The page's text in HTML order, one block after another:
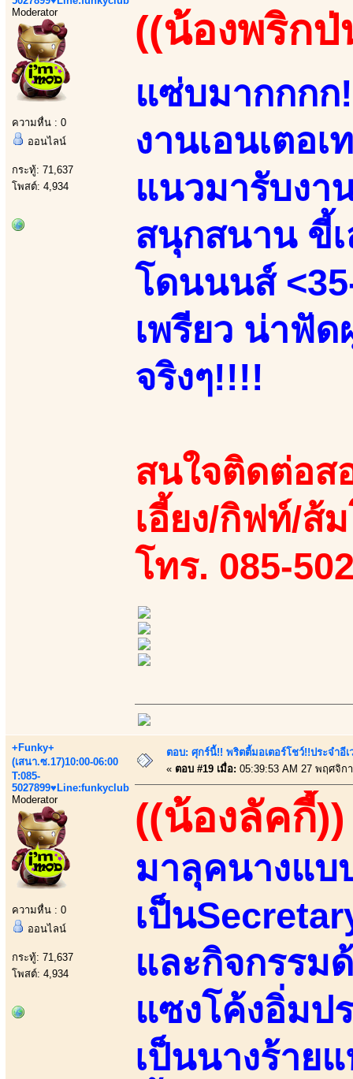
Moderator
ความหื่น : 0
ออนไลน์
กระทู้: 71,637
โพสต์: 4,934
((น้องพริกป่
แซ่บมากกกก
งานเอนเตอ
แนวมารับงา
สนุกสนาน ขี้
โดนนนส์
เพรียว น่าฟัด
จริงๆ!!!!
สนใจติดต่อส
เอี้ยง/กิฟท์/ส้
โทร. 085-
+Funky+
(เสนา.ซ.17)10:00-06:00
T:085-
5027899♥Line:funkyclub
Moderator
ความหื่น : 0
ออนไลน์
กระทู้: 71,637
โพสต์: 4,934
ตอบ: ศุกร์นี้!! พริตตี้มอเตอร์โชว์!!ประจำอี
« ตอบ #19 เมื่อ: 05:39:53 AM 27 พฤศจิก
((น้องลัคกี้))
มาลุคนางแบ
เป็น
และกิจกรรม
แซงโค้งอิ่มป
เป็นนางร้าย